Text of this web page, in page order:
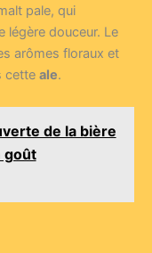
pale, qui
légère douceur. Le
arômes floraux et
cette ale.
de la bière
goût